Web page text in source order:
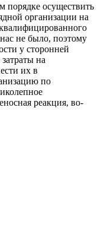
порядке осуществить
организации на
не было, поэтому
у сторонней
на
их в
по
реакция, во-